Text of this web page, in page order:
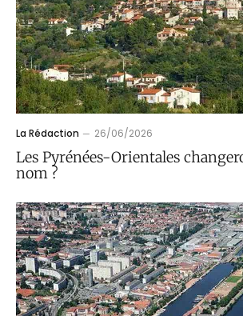
La Rédaction 26/06/2026
Les Pyrénées-Orientales
nom ?